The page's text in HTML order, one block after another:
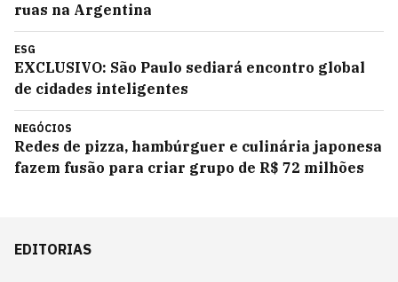
ruas na Argentina
ESG
EXCLUSIVO: São Paulo sediará encontro global
de cidades inteligentes
NEGÓCIOS
Redes de pizza, hambúrguer e culinária japonesa
fazem fusão para criar grupo de R$ 72 milhões
EDITORIAS